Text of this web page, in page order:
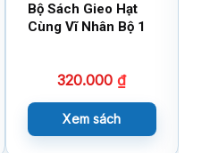
Bộ Sách Gieo Hạt
Cùng Vĩ Nhân Bộ 1
320.000₫
Xem sách